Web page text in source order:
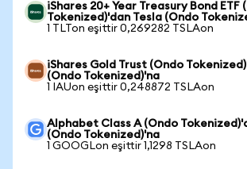
iShares 20+ Year Treasury Bond ETF
Tokenized)'dan Tesla (Ondo
1 TLTon eşittir 0,269282 TSLAon
iShares Gold Trust (Ondo
(Ondo Tokenized)'na
1 IAUon eşittir 0,248872 TSLAon
Alphabet Class A (Ondo
(Ondo Tokenized)'na
1 GOOGLon eşittir 1,1298 TSLAon